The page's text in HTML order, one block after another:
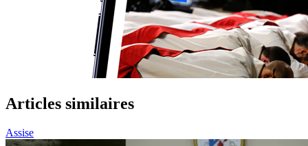
Articles similaires
Assise